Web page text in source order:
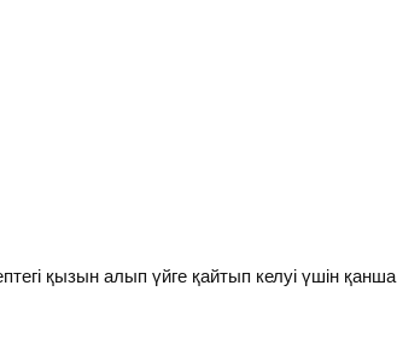
қызын алып үйге қайтып келуі үшін қанша